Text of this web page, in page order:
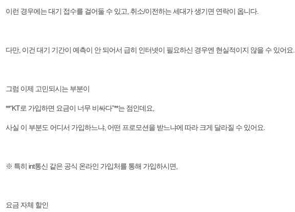
이런 경우에는 대기 접수를 걸어둘 수 있고, 취소/이전하는 세대가 생기면 연락이 옵니다.
다만, 이건 대기 기간이 예측이 안 되어서 급히 인터넷이 필요하신 경우엔 현실적이지 않을 수 있어요.
그럼 이제 고민되시는 부분이
**“KT로 가입하면 요금이 너무 비싸다”**는 점인데요,
사실 이 부분도 어디서 가입하느냐, 어떤 프로모션을 받느냐에 따라 크게 달라질 수 있어요.
※ 특히 int통신 같은 공식 온라인 가입처를 통해 가입하시면,
요금 자체 할인